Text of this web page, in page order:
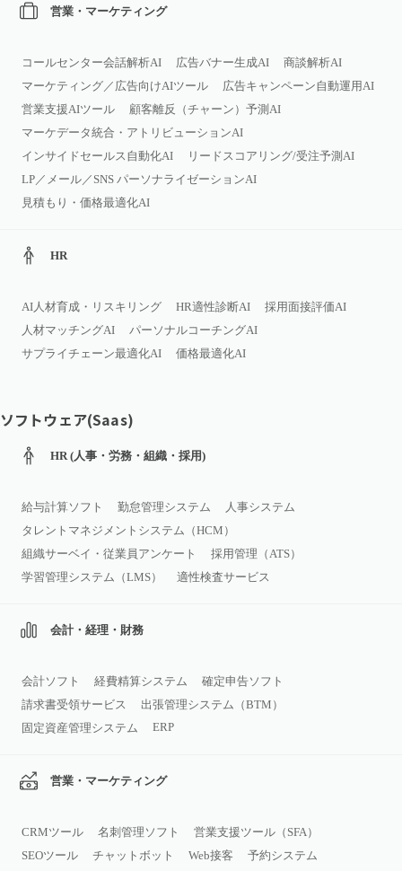
営業・マーケティング
コールセンター会話解析AI 広告バナー生成AI
商談解析AI
マーケティング／広告向けAIツール
広告キャンペーン自動運用AI
営業支援AIツール
顧客離反（チャーン）予測AI
マーケデータ統合・アトリビューションAI
インサイドセールス自動化AI
リードスコアリング/受注予測AI
LP／メール／SNS パーソナライゼーションAI
見積もり・価格最適化AI
HR
AI人材育成・リスキリング HR適性診断AI
採用面接評価AI
人材マッチングAI
パーソナルコーチングAI
サプライチェーン最適化AI
価格最適化AI
ソフトウェア(Saas)
HR (人事・労務・組織・採用)
給与計算ソフト 勤怠管理システム
人事システム
タレントマネジメントシステム（HCM）
組織サーベイ・従業員アンケート
採用管理（ATS）
学習管理システム（LMS）
適性検査サービス
会計・経理・財務
会計ソフト 経費精算システム
確定申告ソフト
請求書受領サービス
出張管理システム（BTM）
固定資産管理システム
ERP
営業・マーケティング
CRMツール 名刺管理ソフト
営業支援ツール（SFA）
SEOツール
チャットボット Web接客
予約システム